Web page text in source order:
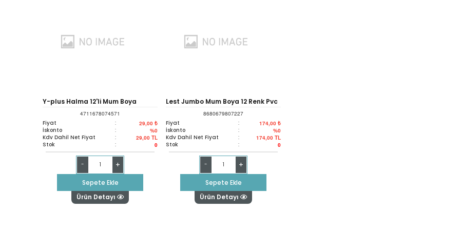
Y-plus Halma 12'li Mum Boya
Cr1503
4711678074571
Fiyat : 29,00 ₺
İskonto : %0
Kdv Dahil Net Fiyat : 29,00 TL
Stok : 0
- +
Sepete Ekle
Ürün Detayı
Lest Jumbo Mum Boya 12 Renk Pvc
Kutu 6512
8680679807227
Fiyat : 174,00 ₺
İskonto : %0
Kdv Dahil Net Fiyat : 174,00 TL
Stok : 0
- +
Sepete Ekle
Ürün Detayı